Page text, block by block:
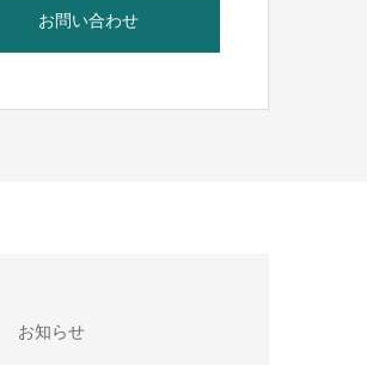
お問い合わせ
お知らせ